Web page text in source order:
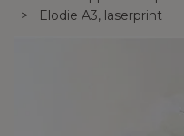
Elodie A3, laserprint